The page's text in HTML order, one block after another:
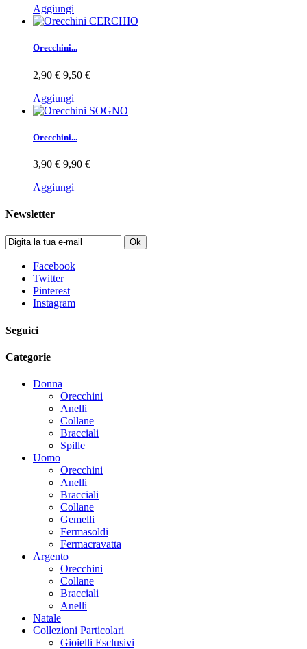
Aggiungi
Orecchini...
2,90 € 9,50 €
Aggiungi
Orecchini...
3,90 € 9,90 €
Aggiungi
Newsletter
Ok
Facebook
Twitter
Pinterest
Instagram
Seguici
Categorie
Donna
Orecchini
Anelli
Collane
Bracciali
Spille
Uomo
Orecchini
Anelli
Bracciali
Collane
Gemelli
Fermasoldi
Fermacravatta
Argento
Orecchini
Collane
Bracciali
Anelli
Natale
Collezioni Particolari
Gioielli Esclusivi